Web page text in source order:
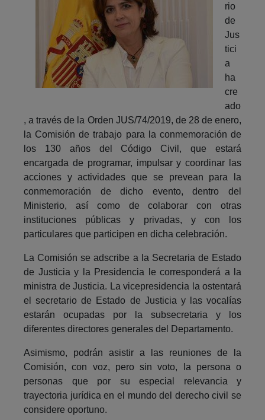
rio
de
Jus
tici
a
ha
cre
ado
, a través de la Orden JUS/74/2019, de 28 de enero,
la Comisión de trabajo para la conmemoración de
los 130 años del Código Civil, que estará
encargada de programar, impulsar y coordinar las
acciones y actividades que se prevean para la
conmemoración de dicho evento, dentro del
Ministerio, así como de colaborar con otras
instituciones públicas y privadas, y con los
particulares que participen en dicha celebración.
La Comisión se adscribe a la Secretaria de Estado
de Justicia y la Presidencia le corresponderá a la
ministra de Justicia. La vicepresidencia la ostentará
el secretario de Estado de Justicia y las vocalías
estarán ocupadas por la subsecretaria y los
diferentes directores generales del Departamento.
Asimismo, podrán asistir a las reuniones de la
Comisión, con voz, pero sin voto, la persona o
personas que por su especial relevancia y
trayectoria jurídica en el mundo del derecho civil se
considere oportuno.